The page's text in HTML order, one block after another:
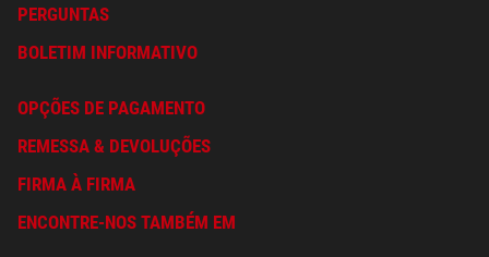
PERGUNTAS
BOLETIM INFORMATIVO
OPÇÕES DE PAGAMENTO
REMESSA & DEVOLUÇÕES
FIRMA À FIRMA
ENCONTRE-NOS TAMBÉM EM